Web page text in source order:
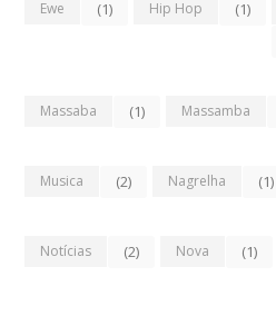
Ewe (1) Hip Hop (1)
Massaba (1) Massamba
Musica (2) Nagrelha (1)
Notícias (2) Nova (1)